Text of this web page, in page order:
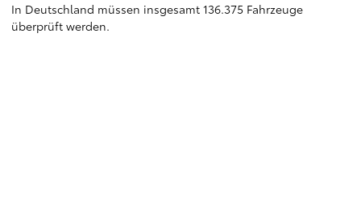
In Deutschland müssen insgesamt 136.375 Fahrzeuge
überprüft werden.